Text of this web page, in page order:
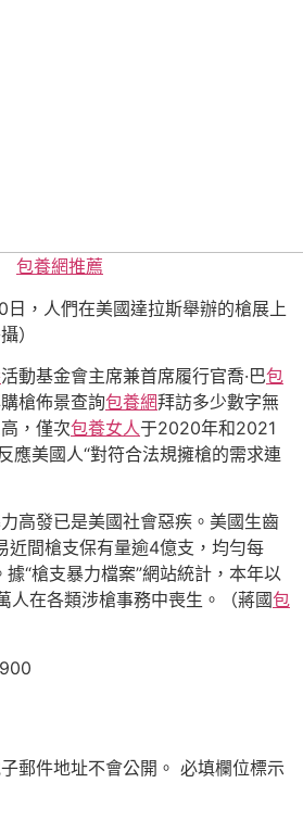
包養網推薦
日，人們在美國達拉斯舉辦的槍展上
）
活動基金會主席兼首席履行官喬·巴包
槍佈景查詢包養網拜訪多少數字無
，僅次包養女人于2020年和2021
應美國人“對符合法規擁槍的需求連
高發已是美國社會惡疾。美國生齒
近間槍支保有量逾4億支，均勻每
“槍支暴力檔案”網站統計，本年以
人在各類涉槍事務中喪生。（蔣國包
郵件地址不會公開。 必填欄位標示